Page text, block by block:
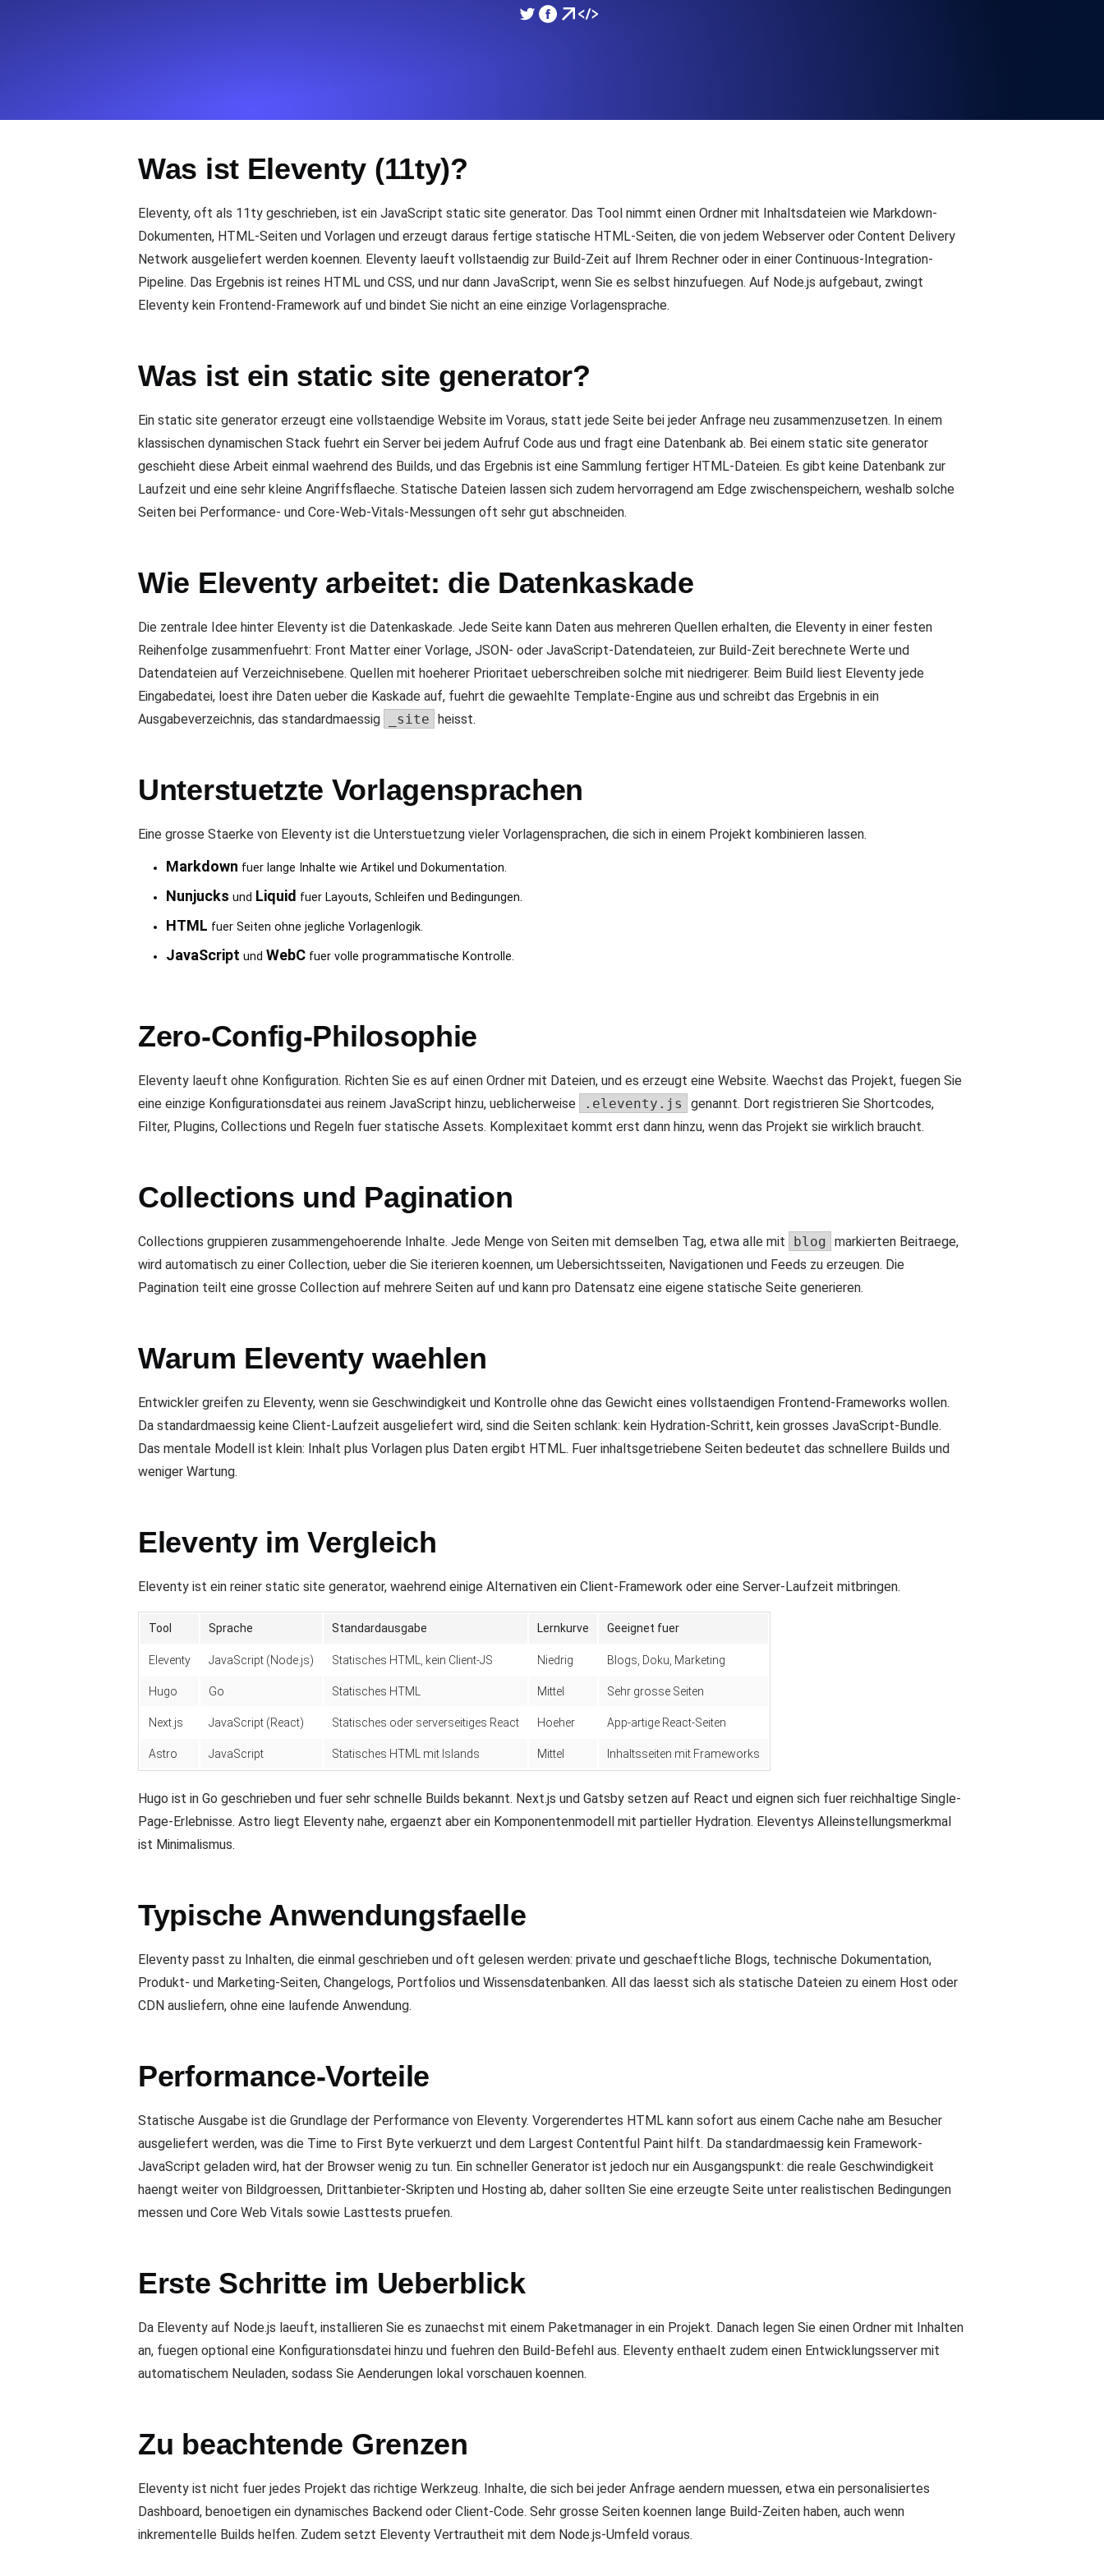
Kostenlos starten.
Cron Job Monitoring
Heartbeat Monitoring für Cronjobs und geplante Tasks. Kostenlos
TCP Monitoring
Port-Uptime und Connect-Zeit, geprüft aus 26 Regionen. Monitoring as Code
Was ist Eleventy (11ty)?
Eleventy, oft als 11ty geschrieben, ist ein JavaScript static site generator. Das Tool nimmt einen Ordner mit Inhaltsdateien wie Markdown-
Dokumenten, HTML-Seiten und Vorlagen und erzeugt daraus fertige statische HTML-Seiten, die von jedem Webserver oder Content Delivery
Network ausgeliefert werden koennen. Eleventy laeuft vollstaendig zur Build-Zeit auf Ihrem Rechner oder in einer Continuous-Integration-
Pipeline. Das Ergebnis ist reines HTML und CSS, und nur dann JavaScript, wenn Sie es selbst hinzufuegen. Auf Node.js aufgebaut, zwingt
Eleventy kein Frontend-Framework auf und bindet Sie nicht an eine einzige Vorlagensprache.
Was ist ein static site generator?
Ein static site generator erzeugt eine vollstaendige Website im Voraus, statt jede Seite bei jeder Anfrage neu zusammenzusetzen. In einem
klassischen dynamischen Stack fuehrt ein Server bei jedem Aufruf Code aus und fragt eine Datenbank ab. Bei einem static site generator
geschieht diese Arbeit einmal waehrend des Builds, und das Ergebnis ist eine Sammlung fertiger HTML-Dateien. Es gibt keine Datenbank zur
Laufzeit und eine sehr kleine Angriffsflaeche. Statische Dateien lassen sich zudem hervorragend am Edge zwischenspeichern, weshalb solche
Seiten bei Performance- und Core-Web-Vitals-Messungen oft sehr gut abschneiden.
Wie Eleventy arbeitet: die Datenkaskade
Die zentrale Idee hinter Eleventy ist die Datenkaskade. Jede Seite kann Daten aus mehreren Quellen erhalten, die Eleventy in einer festen
Reihenfolge zusammenfuehrt: Front Matter einer Vorlage, JSON- oder JavaScript-Datendateien, zur Build-Zeit berechnete Werte und
Datendateien auf Verzeichnisebene. Quellen mit hoeherer Prioritaet ueberschreiben solche mit niedrigerer. Beim Build liest Eleventy jede
Eingabedatei, loest ihre Daten ueber die Kaskade auf, fuehrt die gewaehlte Template-Engine aus und schreibt das Ergebnis in ein
Ausgabeverzeichnis, das standardmaessig
_site heisst.
Unterstuetzte Vorlagensprachen
Eine grosse Staerke von Eleventy ist die Unterstuetzung vieler Vorlagensprachen, die sich in einem Projekt kombinieren lassen.
Markdown fuer lange Inhalte wie Artikel und Dokumentation.
Nunjucks und Liquid fuer Layouts, Schleifen und Bedingungen.
HTML fuer Seiten ohne jegliche Vorlagenlogik.
JavaScript und WebCfuer volle programmatische Kontrolle.
Zero-Config-Philosophie
Eleventy laeuft ohne Konfiguration. Richten Sie es auf einen Ordner mit Dateien, und es erzeugt eine Website. Waechst das Projekt, fuegen Sie
eine einzige Konfigurationsdatei aus reinem JavaScript hinzu, ueblicherweise
.eleventy.js
genannt. Dort registrieren Sie Shortcodes,
Filter, Plugins, Collections und Regeln fuer statische Assets. Komplexitaet kommt erst dann hinzu, wenn das Projekt sie wirklich braucht.
Collections und Pagination
Collections gruppieren zusammengehoerende Inhalte. Jede Menge von Seiten mit demselben Tag, etwa alle mit blog markierten Beitraege,
wird automatisch zu einer Collection, ueber die Sie iterieren koennen, um Uebersichtsseiten, Navigationen und Feeds zu erzeugen. Die
Pagination teilt eine grosse Collection auf mehrere Seiten auf und kann pro Datensatz eine eigene statische Seite generieren.
Warum Eleventy waehlen
Entwickler greifen zu Eleventy, wenn sie Geschwindigkeit und Kontrolle ohne das Gewicht eines vollstaendigen Frontend-Frameworks wollen.
Da standardmaessig keine Client-Laufzeit ausgeliefert wird, sind die Seiten schlank: kein Hydration-Schritt, kein grosses JavaScript-Bundle.
Das mentale Modell ist klein: Inhalt plus Vorlagen plus Daten ergibt HTML. Fuer inhaltsgetriebene Seiten bedeutet das schnellere Builds und
weniger Wartung.
Eleventy im Vergleich
Eleventy ist ein reiner static site generator, waehrend einige Alternativen ein Client-Framework oder eine Server-Laufzeit mitbringen.
Tool Sprache Standardausgabe Lernkurve Geeignet fuer
Eleventy JavaScript (Node.js) Statisches HTML, kein Client-JS Niedrig Blogs, Doku, Marketing
Hugo Go Statisches HTML Mittel Sehr grosse Seiten
Next.js JavaScript (React) Statisches oder serverseitiges React Hoeher App-artige React-Seiten
Astro JavaScript Statisches HTML mit Islands Mittel Inhaltsseiten mit Frameworks
Hugo ist in Go geschrieben und fuer sehr schnelle Builds bekannt. Next.js und Gatsby setzen auf React und eignen sich fuer reichhaltige Single-
Page-Erlebnisse. Astro liegt Eleventy nahe, ergaenzt aber ein Komponentenmodell mit partieller Hydration. Eleventys Alleinstellungsmerkmal
ist Minimalismus.
Typische Anwendungsfaelle
Eleventy passt zu Inhalten, die einmal geschrieben und oft gelesen werden: private und geschaeftliche Blogs, technische Dokumentation,
Produkt- und Marketing-Seiten, Changelogs, Portfolios und Wissensdatenbanken. All das laesst sich als statische Dateien zu einem Host oder
CDN ausliefern, ohne eine laufende Anwendung.
Performance-Vorteile
Statische Ausgabe ist die Grundlage der Performance von Eleventy. Vorgerendertes HTML kann sofort aus einem Cache nahe am Besucher
ausgeliefert werden, was die Time to First Byte verkuerzt und dem Largest Contentful Paint hilft. Da standardmaessig kein Framework-
JavaScript geladen wird, hat der Browser wenig zu tun. Ein schneller Generator ist jedoch nur ein Ausgangspunkt: die reale Geschwindigkeit
haengt weiter von Bildgroessen, Drittanbieter-Skripten und Hosting ab, daher sollten Sie eine erzeugte Seite unter realistischen Bedingungen
messen und Core Web Vitals sowie Lasttests pruefen.
Erste Schritte im Ueberblick
Da Eleventy auf Node.js laeuft, installieren Sie es zunaechst mit einem Paketmanager in ein Projekt. Danach legen Sie einen Ordner mit Inhalten
an, fuegen optional eine Konfigurationsdatei hinzu und fuehren den Build-Befehl aus. Eleventy enthaelt zudem einen Entwicklungsserver mit
automatischem Neuladen, sodass Sie Aenderungen lokal vorschauen koennen.
Zu beachtende Grenzen
Eleventy ist nicht fuer jedes Projekt das richtige Werkzeug. Inhalte, die sich bei jeder Anfrage aendern muessen, etwa ein personalisiertes
Dashboard, benoetigen ein dynamisches Backend oder Client-Code. Sehr grosse Seiten koennen lange Build-Zeiten haben, auch wenn
inkrementelle Builds helfen. Zudem setzt Eleventy Vertrautheit mit dem Node.js-Umfeld voraus.